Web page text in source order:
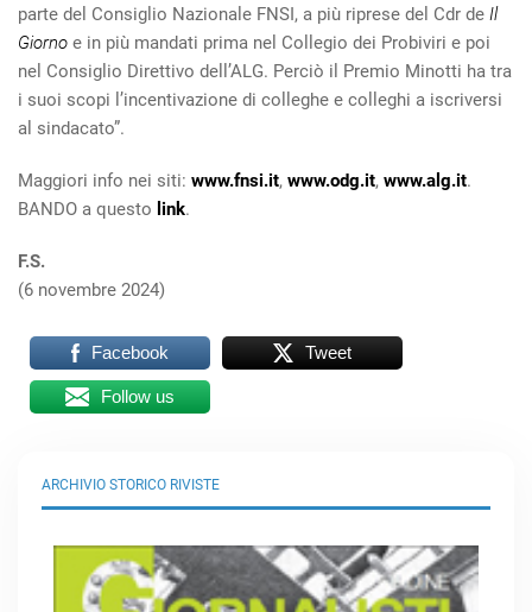
parte del Consiglio Nazionale FNSI, a più riprese del Cdr de Il
Giorno e in più mandati prima nel Collegio dei Probiviri e poi
nel Consiglio Direttivo dell’ALG. Perciò il Premio Minotti ha tra
i suoi scopi l’incentivazione di colleghe e colleghi a iscriversi
al sindacato”.
Maggiori info nei siti: www.fnsi.it, www.odg.it, www.alg.it.
BANDO a questo link.
F.S.
(6 novembre 2024)
Facebook Tweet
Follow us
ARCHIVIO STORICO RIVISTE